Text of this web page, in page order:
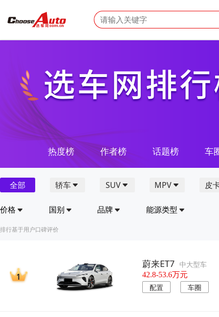
热度榜 作者榜 话题榜 车
全部 轿车 SUV MPV 皮
价格 国别 品牌 能源类型
排行基于用户口碑评价
蔚来ET7 中大型车
42.8-53.6万元
配置 车圈